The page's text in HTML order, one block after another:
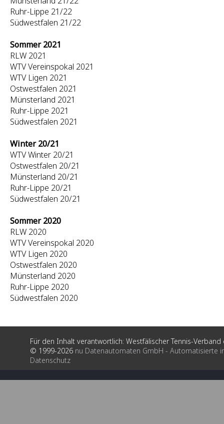
Ruhr-Lippe 21/22
Südwestfalen 21/22
Sommer 2021
RLW 2021
WTV Vereinspokal 2021
WTV Ligen 2021
Ostwestfalen 2021
Münsterland 2021
Ruhr-Lippe 2021
Südwestfalen 2021
Winter 20/21
WTV Winter 20/21
Ostwestfalen 20/21
Münsterland 20/21
Ruhr-Lippe 20/21
Südwestfalen 20/21
Sommer 2020
RLW 2020
WTV Vereinspokal 2020
WTV Ligen 2020
Ostwestfalen 2020
Münsterland 2020
Ruhr-Lippe 2020
Südwestfalen 2020
Für den Inhalt verantwortlich: Westfälischer Tennis-Verband
© 1999-2026 nu Datenautomaten GmbH - Automatisierte
Datenschutz